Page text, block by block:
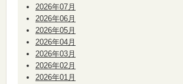
2026年07月
2026年06月
2026年05月
2026年04月
2026年03月
2026年02月
2026年01月